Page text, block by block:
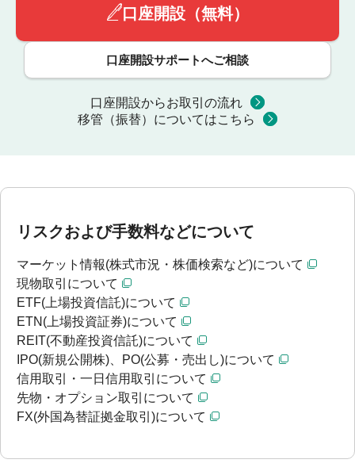
口座開設（無料）
口座開設サポートへご相談
口座開設からお取引の流れ
移管（振替）についてはこちら
リスクおよび手数料などについて
マーケット情報(株式市況・株価検索など)について
現物取引について
ETF(上場投資信託)について
ETN(上場投資証券)について
REIT(不動産投資信託)について
IPO(新規公開株)、PO(公募・売出し)について
信用取引・一日信用取引について
先物・オプション取引について
FX(外国為替証拠金取引)について